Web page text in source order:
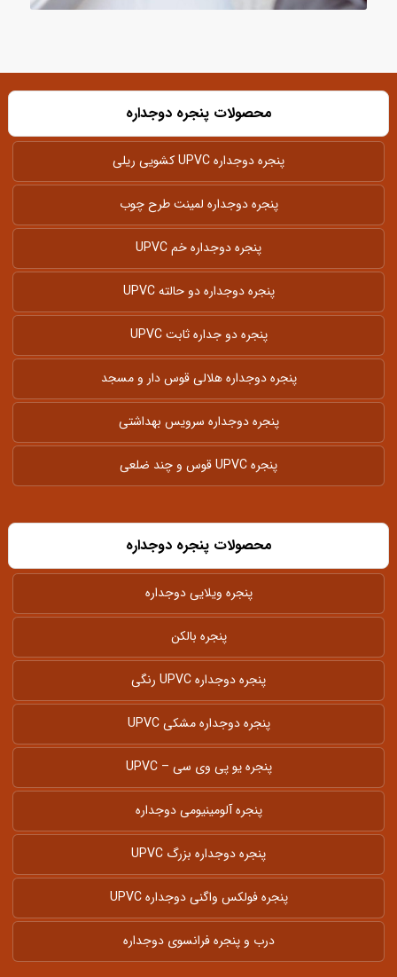
محصولات پنجره دوجداره
پنجره دوجداره UPVC کشویی ریلی
پنجره دوجداره لمینت طرح چوب
پنجره دوجداره خم UPVC
پنجره دوجداره دو حالته UPVC
پنجره دو جداره ثابت UPVC
پنجره دوجداره هلالی قوس دار و مسجد
پنجره دوجداره سرویس بهداشتی
پنجره UPVC قوس و چند ضلعی
محصولات پنجره دوجداره
پنجره ویلایی دوجداره
پنجره بالکن
پنجره دوجداره UPVC رنگی
پنجره دوجداره مشکی UPVC
پنجره یو پی وی سی – UPVC
پنجره آلومینیومی دوجداره
پنجره دوجداره بزرگ UPVC
پنجره فولکس واگنی دوجداره UPVC
درب و پنجره فرانسوی دوجداره